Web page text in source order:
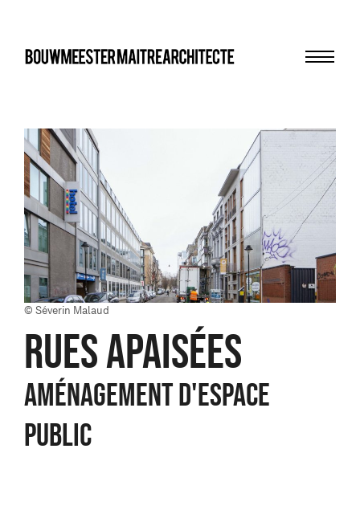
bma
© Séverin Malaud
Rues apaisées
Aménagement d'espace
public